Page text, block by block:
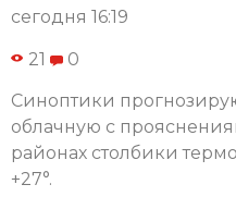
сегодня 16:19
21 0
Синоптики
облачную с
районах столбики
+27°.